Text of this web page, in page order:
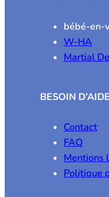
bébé-en-
W-HA
Martial
BESOIN
Contact
FAQ
Mentions
Politique